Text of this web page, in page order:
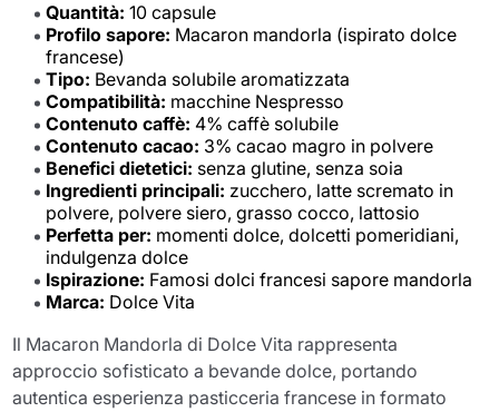
Quantità: 10 capsule
Profilo sapore: Macaron mandorla (ispirato dolce
francese)
Tipo: Bevanda solubile aromatizzata
Compatibilità: macchine Nespresso
Contenuto caffè: 4% caffè solubile
Contenuto cacao: 3% cacao magro in polvere
Benefici dietetici: senza glutine, senza soia
Ingredienti principali: zucchero, latte scremato in
polvere, polvere siero, grasso cocco, lattosio
Perfetta per: momenti dolce, dolcetti pomeridiani,
indulgenza dolce
Ispirazione: Famosi dolci francesi sapore mandorla
Marca: Dolce Vita
Il Macaron Mandorla di Dolce Vita rappresenta
approccio sofisticato a bevande dolce, portando
autentica esperienza pasticceria francese in formato